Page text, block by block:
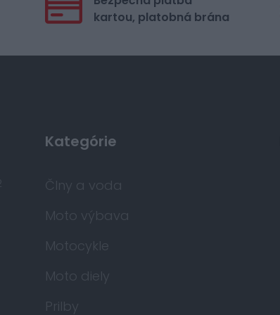
kartou, platobná brána
Kategórie
Člny a voda
Moto výbava
Motocykle
Moto diely
Prilby